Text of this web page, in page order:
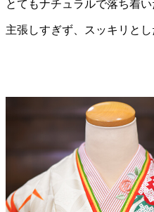
とてもナチュラルで落ち着
主張しすぎず、スッキリと